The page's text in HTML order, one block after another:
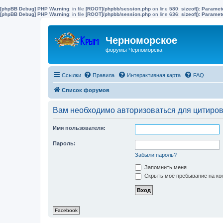
[phpBB Debug] PHP Warning: in file [ROOT]/phpbb/session.php on line 580: sizeof():
[phpBB Debug] PHP Warning: in file [ROOT]/phpbb/session.php on line 636: sizeof():
Черноморское
форумы Черноморска
Ссылки Правила Интерактивная карта FAQ
Список форумов
Вам необходимо авторизоваться для
Имя пользователя:
Пароль:
Забыли пароль?
Запомнить меня
Скрыть моё пребывание на
Facebook